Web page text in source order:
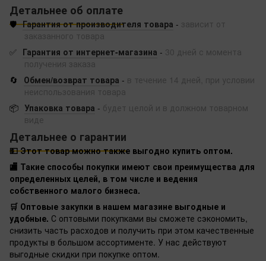
Детальнее об оплате
🛡️ Гарантия от производителя товара - зависит от
заказанного товара
✅ Гарантия от интернет-магазина - 30 дней с момента
получения заказа
🔄
Обмен/возврат товара - в течение 14 дней, при условии
неиспользования товара
📦 Упаковка товара - будет целой и в должном товарном
виде
Детальнее о гарантии
💵 Этот товар можно также выгодно купить оптом.
🏬 Такие способы покупки имеют свои преимущества для
определенных целей, в том числе и ведения
собственного малого бизнеса.
🛒 Оптовые закупки в нашем магазине выгодные и
удобные. С оптовыми покупками вы сможете сэкономить,
снизить часть расходов и получить при этом качественные
продукты в большом ассортименте. У нас действуют
выгодные скидки при покупке оптом.